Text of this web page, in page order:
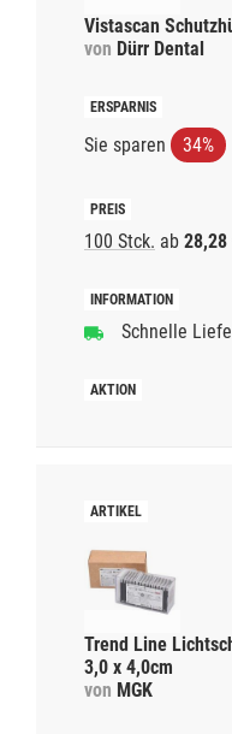
Vistascan
von Dürr Dental
Sie sparen 34%
100 Stck. ab 28,28
Schnelle
Trend Line
3,0 x 4,0cm
von MGK